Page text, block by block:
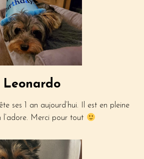
Leonardo
ses 1 an aujourd’hui. Il est en pleine
l’adore. Merci pour tout